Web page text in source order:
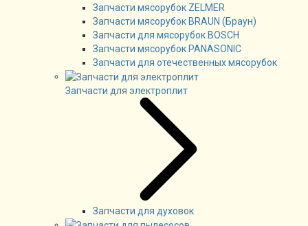
Запчасти мясорубок ZELMER
Запчасти мясорубок BRAUN (Браун)
Запчасти для мясорубок BOSCH
Запчасти мясорубок PANASONIC
Запчасти для отечественных мясорубок
Запчасти для электроплит
Запчасти для духовок